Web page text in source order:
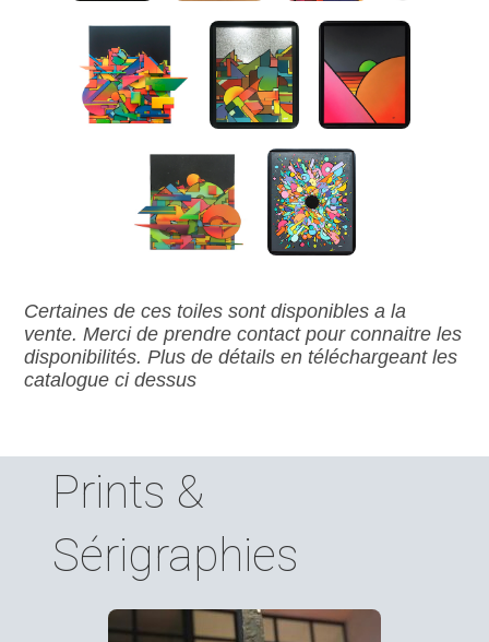
Certaines de ces toiles sont disponibles a la
vente. Merci de prendre contact pour connaitre les
disponibilités. Plus de détails en téléchargeant les
catalogue ci dessus
Prints &
Sérigraphies